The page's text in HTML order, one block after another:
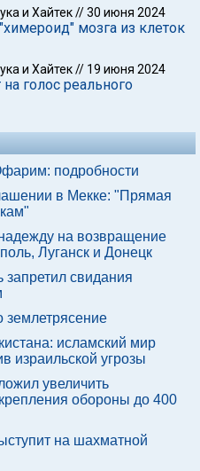
и Хайтек//30 июня 2024
мозга из клеток
и Хайтек// 19 июня 2024
голос реального
подробности
в Мекке: "Прямая
на возвращение
Луганск и Донецк
запретил свидания
землетрясение
исламский мир
израильской угрозы
увеличить
обороны до 400
на шахматной